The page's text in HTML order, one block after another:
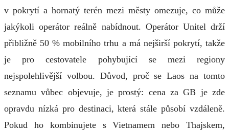
v pokrytí a hornatý terén mezi městy omezuje, co může
jakýkoli operátor reálně nabídnout. Operátor Unitel drží
přibližně 50 % mobilního trhu a má nejširší pokrytí, takže
je pro cestovatele pohybující se mezi regiony
nejspolehlivější volbou. Důvod, proč se Laos na tomto
seznamu vůbec objevuje, je prostý: cena za GB je zde
opravdu nízká pro destinaci, která stále působí vzdáleně.
Pokud ho kombinujete s Vietnamem nebo Thajskem,